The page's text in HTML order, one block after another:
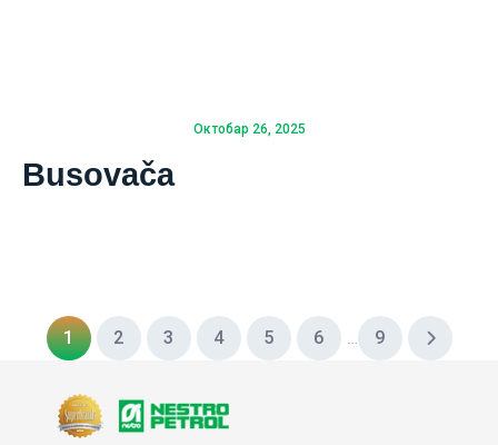
Октобар 26, 2025
Busovača
1 2 3 4 5 6 9